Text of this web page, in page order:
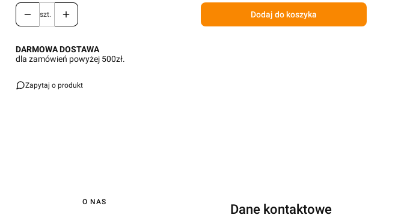
szt. Dodaj do koszyka
DARMOWA DOSTAWA
dla zamówień powyżej 500zł.
Zapytaj o produkt
O NAS Dane kontaktowe